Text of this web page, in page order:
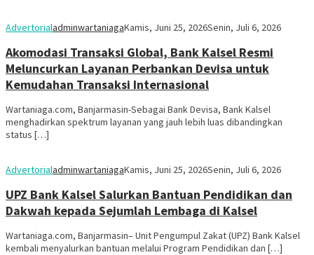
AdvertorialadminwartaniagaKamis, Juni 25, 2026Senin, Juli 6, 2026
Akomodasi Transaksi Global, Bank Kalsel Resmi
Meluncurkan Layanan Perbankan Devisa untuk
Kemudahan Transaksi Internasional
Wartaniaga.com, Banjarmasin-Sebagai Bank Devisa, Bank Kalsel
menghadirkan spektrum layanan yang jauh lebih luas dibandingkan
status […]
AdvertorialadminwartaniagaKamis, Juni 25, 2026Senin, Juli 6, 2026
UPZ Bank Kalsel Salurkan Bantuan Pendidikan dan
Dakwah kepada Sejumlah Lembaga di Kalsel
Wartaniaga.com, Banjarmasin– Unit Pengumpul Zakat (UPZ) Bank Kalsel
kembali menyalurkan bantuan melalui Program Pendidikan dan […]